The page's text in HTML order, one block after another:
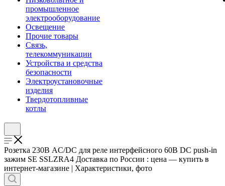
промышленное
электрооборудование
Освещение
Прочие товары
Связь,
телекоммуникации
Устройства и средства
безопасности
Электроустановочные
изделия
Твердотопливные
котлы
Розетка 230В AC/DC для реле интерфейсного 60В DC push-in
зажим SE SSLZRA4 Доставка по России : цена — купить в
интернет-магазине | Характеристики, фото